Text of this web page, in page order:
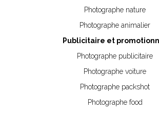
Photographe nature
Photographe animalier
Publicitaire et
Photographe publicitaire
Photographe voiture
Photographe packshot
Photographe food